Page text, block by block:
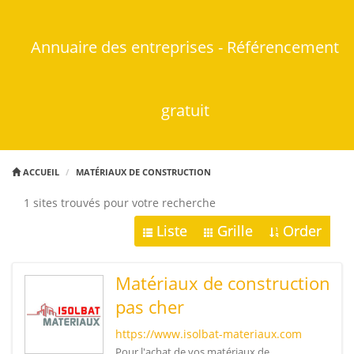
Annuaire des entreprises - Référencement
gratuit
ACCUEIL MATÉRIAUX DE CONSTRUCTION
1 sites trouvés pour votre recherche
Liste Grille Order
Matériaux de construction
pas cher
https://www.isolbat-materiaux.com